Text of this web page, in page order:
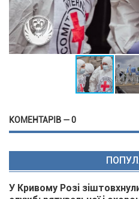
КОМЕНТАРІВ — 0
У Кривому Розі